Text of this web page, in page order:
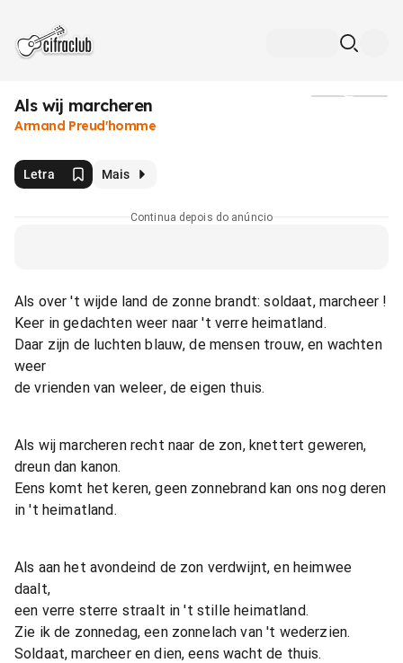
Als wij marcheren
Armand Preud'homme
Letra Mais
Continua depois do anúncio
Als over 't wijde land de zonne brandt: soldaat, marcheer !
Keer in gedachten weer naar 't verre heimatland.
Daar zijn de luchten blauw, de mensen trouw, en wachten
weer
de vrienden van weleer, de eigen thuis.
Als wij marcheren recht naar de zon, knettert geweren,
dreun dan kanon.
Eens komt het keren, geen zonnebrand kan ons nog deren
in 't heimatland.
Als aan het avondeind de zon verdwijnt, en heimwee
daalt,
een verre sterre straalt in 't stille heimatland.
Zie ik de zonnedag, een zonnelach van 't wederzien.
Soldaat, marcheer en dien, eens wacht de thuis.